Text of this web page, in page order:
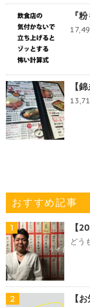
『
【
おすすめ記事
1 【
どう
2 【